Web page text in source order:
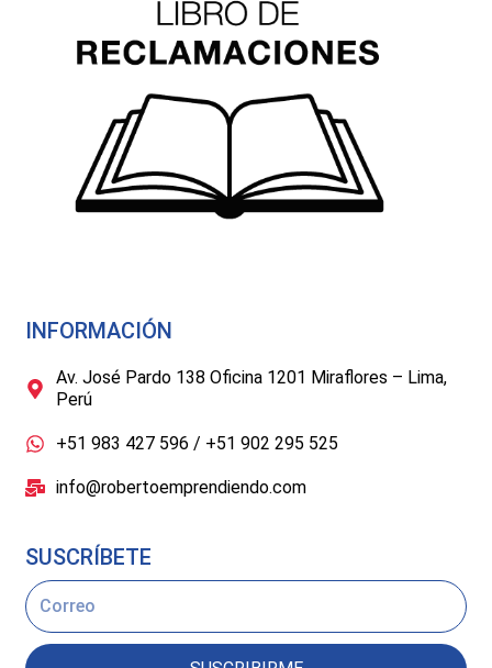
INFORMACIÓN
Av. José Pardo 138 Oficina 1201 Miraflores – Lima,
Perú
+51 983 427 596 / +51 902 295 525
info@robertoemprendiendo.com
SUSCRÍBETE
Email